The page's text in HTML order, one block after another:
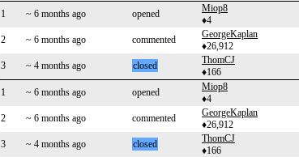
1 ~ 6 months ago opened
Miop8
♦4
2 ~ 6 months ago commented
GeorgeKaplan
♦26,912
3 ~ 4 months ago closed
ThomCJ
♦166
1 ~ 6 months ago opened
Miop8
♦4
2 ~ 6 months ago commented
GeorgeKaplan
♦26,912
3 ~ 4 months ago closed
ThomCJ
♦166